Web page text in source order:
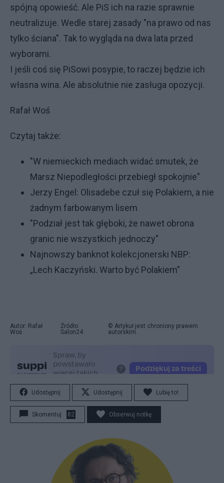
spójną opowieść. Ale PiS ich na razie sprawnie
neutralizuje. Wedle starej zasady "na prawo od nas
tylko ściana". Tak to wygląda na dwa lata przed
wyborami.
I jeśli coś się PiSowi posypie, to raczej będzie ich
własna wina. Ale absolutnie nie zasługa opozycji.
Rafał Woś
Czytaj także:
"W niemieckich mediach widać smutek, że
Marsz Niepodległości przebiegł spokojnie"
Jerzy Engel: Olisadebe czuł się Polakiem, a nie
żadnym farbowanym lisem
"Podział jest tak głęboki, że nawet obrona
granic nie wszystkich jednoczy"
Najnowszy banknot kolekcjonerski NBP:
„Lech Kaczyński. Warto być Polakiem”
Autor: Rafał
Woś
Źródło:
Salon24
© Artykuł jest chroniony prawem
autorskim.
Udostępnij Udostępnij Lubię to!
Skomentuj 82 Obserwuj notkę